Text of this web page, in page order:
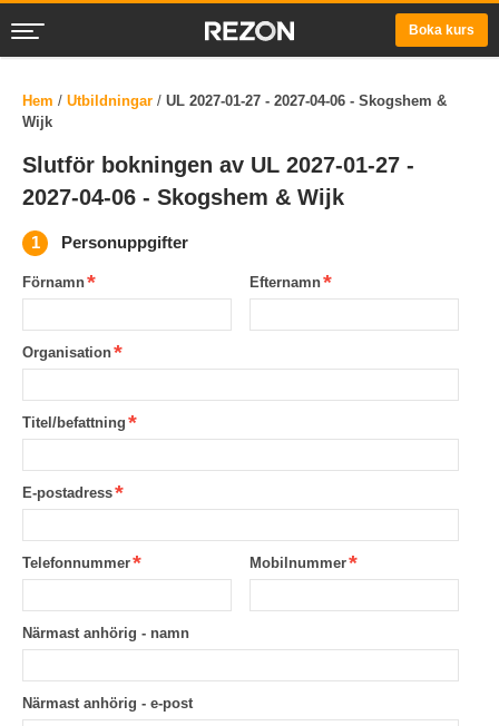
Boka kurs
Hem / Utbildningar / UL 2027-01-27 - 2027-04-06 - Skogshem &
Wijk
Slutför bokningen av UL 2027-01-27 -
2027-04-06 - Skogshem & Wijk
Personuppgifter
Förnamn Efternamn
Organisation
Titel/befattning
E-postadress
Telefonnummer Mobilnummer
Närmast anhörig - namn
Närmast anhörig - e-post